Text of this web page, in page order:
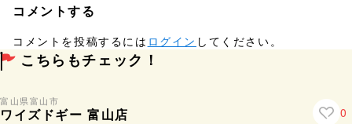
コメントする
コメントを投稿するには ログイン してください。
こちらもチェック！
富山県富山市
ワイズドギー 富山店 0